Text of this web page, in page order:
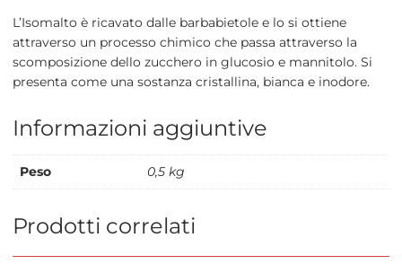
L’Isomalto è ricavato dalle barbabietole e lo si ottiene
attraverso un processo chimico che passa attraverso la
scomposizione dello zucchero in glucosio e mannitolo. Si
presenta come una sostanza cristallina, bianca e inodore.
Informazioni aggiuntive
Peso 0,5 kg
Prodotti correlati